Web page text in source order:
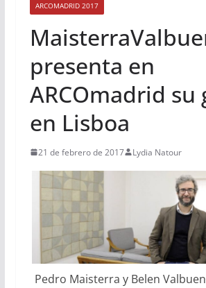
ARCOMADRID 2017
presenta en
ARCOmadrid su
en Lisboa
21 de febrero de 2017 Lydia Natour
Pedro Maisterra y Belen